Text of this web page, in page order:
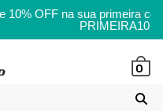
primeira compra com o
0